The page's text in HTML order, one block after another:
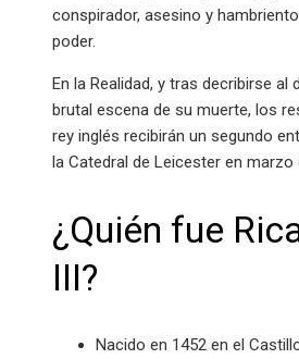
conspirador, asesino y
poder.
En la Realidad, y tras decribirse al
brutal escena de su muerte, los
rey inglés recibirán un segundo
la Catedral de Leicester en marzo
¿Quién fue
III?
Nacido en 1452 en el